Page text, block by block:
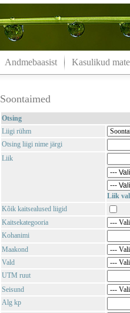
Andmebaasist Kasulikud
Soontaimed
Otsing
Liigi rühm
Otsing liigi nime järgi
Liik
Liik
Kõik kaitsealused liigid
Kaitsekategooria
Kohanimi
Maakond
Vald
UTM ruut
Seisund
Alg kp